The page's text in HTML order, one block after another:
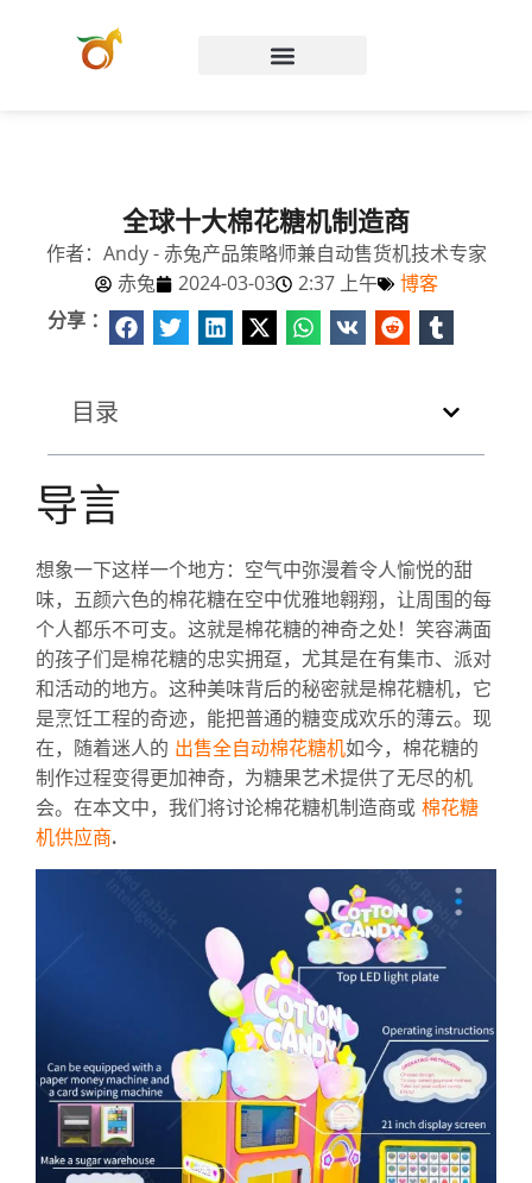
全球十大棉花糖机制造商
作者：Andy - 赤兔产品策略师兼自动售货机技术专家
赤兔
2024-03-03 2:37 上午
博客
分享 ：
目录
导言
想象一下这样一个地方：空气中弥漫着令人愉悦的甜
味，五颜六色的棉花糖在空中优雅地翱翔，让周围的每
个人都乐不可支。这就是棉花糖的神奇之处！笑容满面
的孩子们是棉花糖的忠实拥趸，尤其是在有集市、派对
和活动的地方。这种美味背后的秘密就是棉花糖机，它
是烹饪工程的奇迹，能把普通的糖变成欢乐的薄云。现
在，随着迷人的 出售全自动棉花糖机如今，棉花糖的
制作过程变得更加神奇，为糖果艺术提供了无尽的机
会。在本文中，我们将讨论棉花糖机制造商或 棉花糖
机供应商.